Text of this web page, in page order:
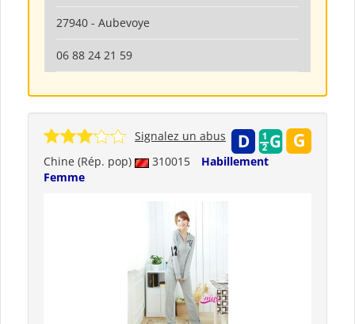
27940 - Aubevoye
06 88 24 21 59
Chine (Rép. pop) 310015
Habillement
Femme
Signalez un abus